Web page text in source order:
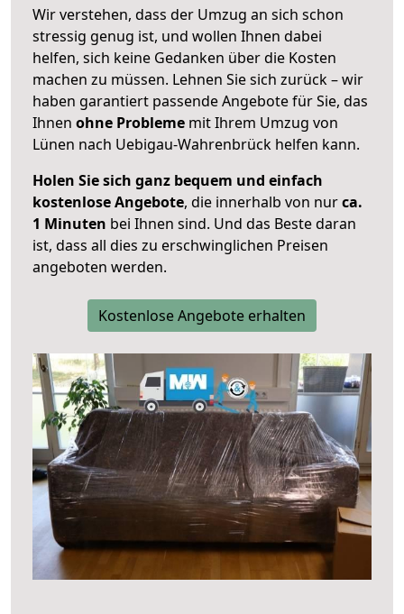
Wir verstehen, dass der Umzug an sich schon
stressig genug ist, und wollen Ihnen dabei
helfen, sich keine Gedanken über die Kosten
machen zu müssen. Lehnen Sie sich zurück – wir
haben garantiert passende Angebote für Sie, das
Ihnen ohne Probleme mit Ihrem Umzug von
Lünen nach Uebigau-Wahrenbrück helfen kann.
Holen Sie sich ganz bequem und einfach
kostenlose Angebote, die innerhalb von nurca.
1 Minuten bei Ihnen sind. Und das Beste daran
ist, dass all dies zu erschwinglichen Preisen
angeboten werden.
Kostenlose Angebote erhalten